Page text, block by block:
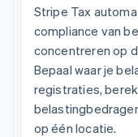
Data gekoppelde
rekeningen
Meer
Product
Ontdek wat er in
Stripe Tax
compliance van
concentreren op
Bepaal waar je
registraties,
op één locatie.